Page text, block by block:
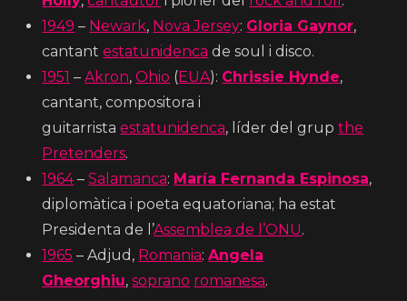
1949 – Newark, Nova Jersey: Gloria Gaynor,
cantantestatunidenca de soul i disco.
1951 –Akron,Ohio (EUA): Chrissie Hynde,
cantant, compositora i
guitarristaestatunidenca, líder del grupthe
Pretenders.
1964–Salamanca: María Fernanda Espinosa,
diplomàtica i poeta equatoriana; ha estat
Presidenta de l’Assemblea de l’ONU.
1965 – Adjud, Romania:Angela
Gheorghiu,soprano romanesa.